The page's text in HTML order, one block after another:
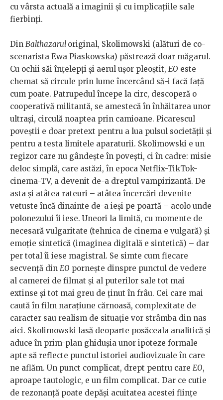
cu vârsta actuală a imaginii și cu implicațiile sale
fierbinți.
Din Balthazarul original, Skolimowski (alături de co-
scenarista Ewa Piaskowska) păstrează doar măgarul.
Cu ochii săi înțelepți și aerul ușor pleoștit, EO este
chemat să circule prin lume încercând să-i facă față
cum poate. Patrupedul începe la circ, descoperă o
cooperativă militantă, se amestecă în înhăitarea unor
ultrași, circulă noaptea prin camioane. Picarescul
poveștii e doar pretext pentru a lua pulsul societății și
pentru a testa limitele aparaturii. Skolimowski e un
regizor care nu gândește în povești, ci în cadre: misie
deloc simplă, care astăzi, în epoca Netflix-TikTok-
cinema-TV, a devenit de-a dreptul vampirizantă. De
asta și atâtea rateuri – atâtea încercări devenite
vetuste încă dinainte de-a ieși pe poartă – acolo unde
polonezului îi iese. Uneori la limită, cu momente de
necesară vulgaritate (tehnica de cinema e vulgară) și
emoție sintetică (imaginea digitală e sintetică) – dar
per total îi iese magistral. Se simte cum fiecare
secvență din EO pornește dinspre punctul de vedere
al camerei de filmat și al puterilor sale tot mai
extinse și tot mai greu de ținut în frâu. Cei care mai
caută în film narațiune cărnoasă, complexitate de
caracter sau realism de situație vor strâmba din nas
aici. Skolimowski lasă deoparte posăceala analitică și
aduce în prim-plan ghidușia unor ipoteze formale
apte să reflecte punctul istoriei audiovizuale în care
ne aflăm. Un punct complicat, drept pentru care EO,
aproape tautologic, e un film complicat. Dar ce cutie
de rezonanță poate depăși acuitatea acestei ființe